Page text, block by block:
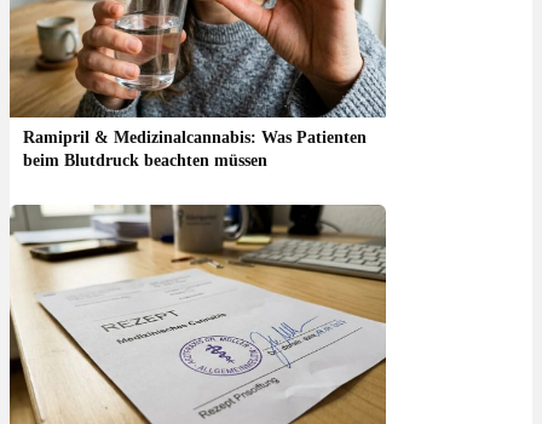
Ramipril & Medizinalcannabis: Was Patienten
beim Blutdruck beachten müssen